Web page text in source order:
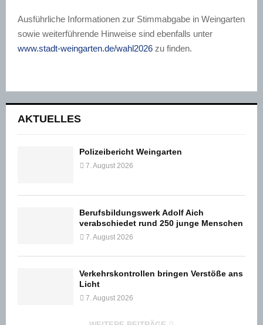
Ausführliche Informationen zur Stimmabgabe in Weingarten
sowie weiterführende Hinweise sind ebenfalls unter
www.stadt-weingarten.de/wahl2026 zu finden.
AKTUELLES
Polizeibericht Weingarten
7. August 2026
Berufsbildungswerk Adolf Aich
verabschiedet rund 250 junge Menschen
7. August 2026
Verkehrskontrollen bringen Verstöße ans
Licht
7. August 2026